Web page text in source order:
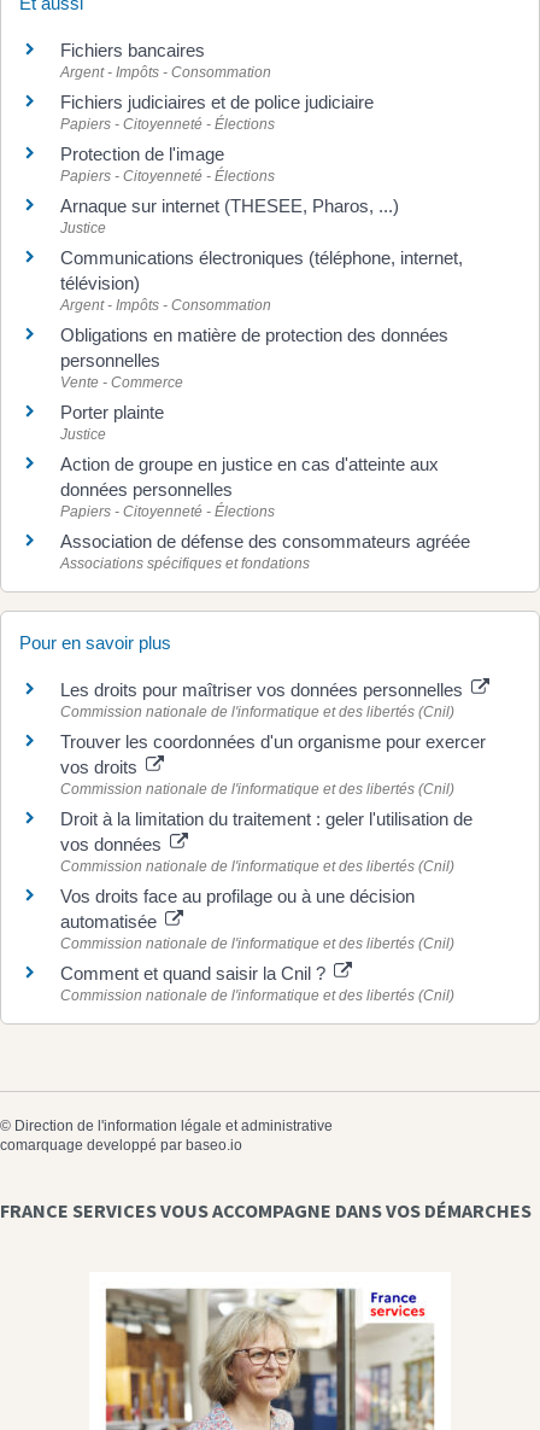
Fichiers bancaires
Argent - Impôts - Consommation
Fichiers judiciaires et de police judiciaire
Papiers - Citoyenneté - Élections
Protection de l'image
Papiers - Citoyenneté - Élections
Arnaque sur internet (THESEE, Pharos, ...)
Justice
Communications électroniques (téléphone, internet,
télévision)
Argent - Impôts - Consommation
Obligations en matière de protection des données
personnelles
Vente - Commerce
Porter plainte
Justice
Action de groupe en justice en cas d'atteinte aux
données personnelles
Papiers - Citoyenneté - Élections
Association de défense des consommateurs agréée
Associations spécifiques et fondations
Pour en savoir plus
Les droits pour maîtriser vos données personnelles
Commission nationale de l'informatique et des libertés (Cnil)
Trouver les coordonnées d'un organisme pour exercer
vos droits
Commission nationale de l'informatique et des libertés (Cnil)
Droit à la limitation du traitement : geler l'utilisation de
vos données
Commission nationale de l'informatique et des libertés (Cnil)
Vos droits face au profilage ou à une décision
automatisée
Commission nationale de l'informatique et des libertés (Cnil)
Comment et quand saisir la Cnil ?
Commission nationale de l'informatique et des libertés (Cnil)
© Direction de l'information légale et administrative
comarquage developpé par baseo.io
FRANCE SERVICES VOUS ACCOMPAGNE DANS VOS DÉMARCHES